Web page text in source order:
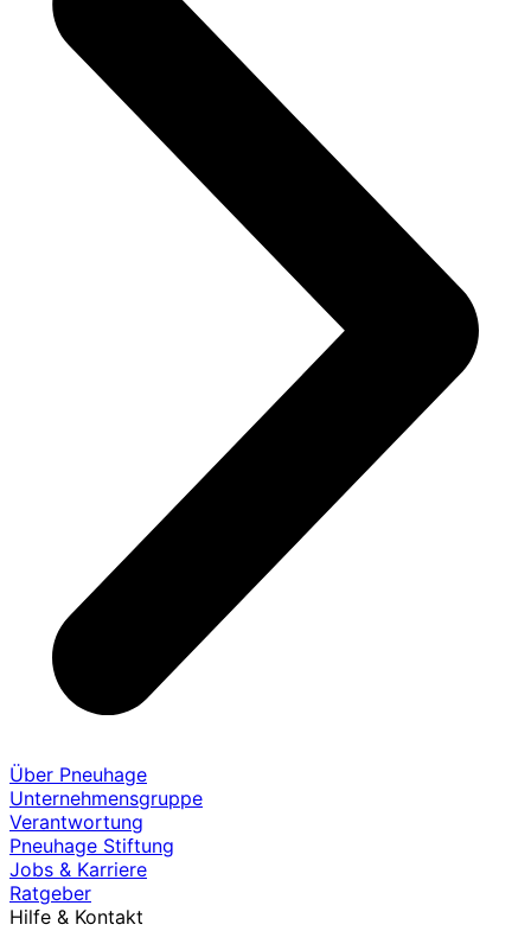
Über Pneuhage
Unternehmensgruppe
Verantwortung
Pneuhage Stiftung
Jobs & Karriere
Ratgeber
Hilfe & Kontakt